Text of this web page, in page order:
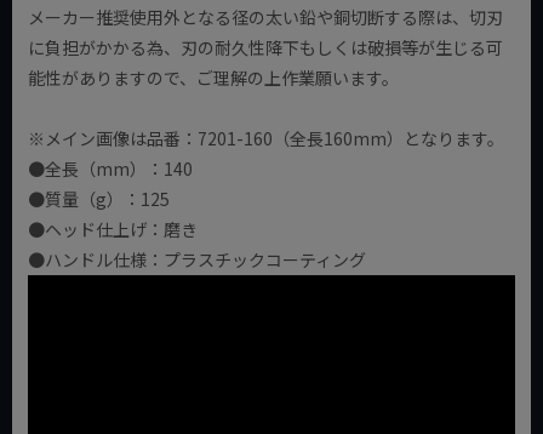
メーカー推奨使用外となる径の太い鉛や銅切断する際は、切刃
に負担がかかる為、刃の耐久性降下もしくは破損等が生じる可
能性がありますので、ご理解の上作業願います。
※メイン画像は品番：7201-160（全長160mm）となります。
●全長（mm）：140
●質量（g）：125
●ヘッド仕上げ：磨き
●ハンドル仕様：プラスチックコーティング